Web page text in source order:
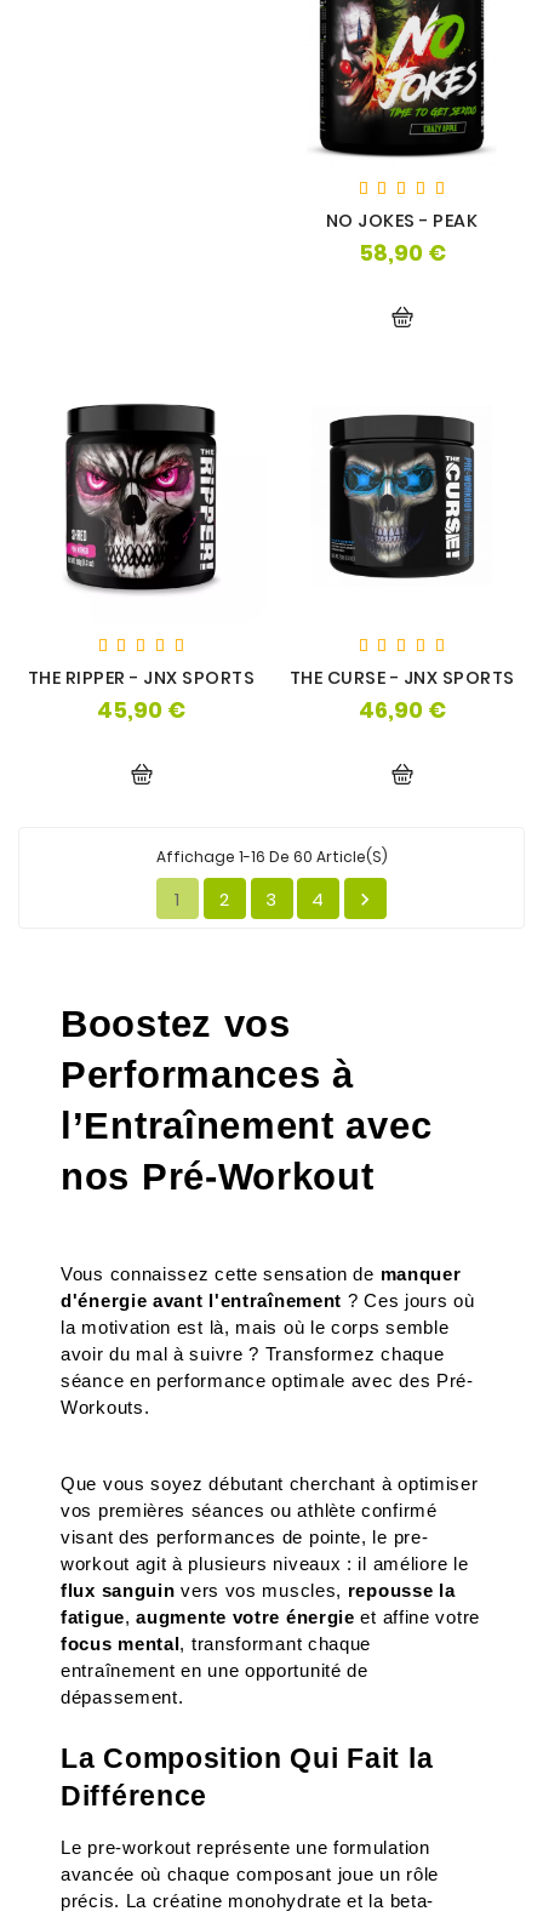
NO JOKES - PEAK
58,90 €Prix
THE RIPPER - JNX SPORTS
45,90 €Prix
THE CURSE - JNX SPORTS
46,90 €Prix
Affichage 1-16 De 60 Article(s)
1 2 3 4 
Boostez vos
Performances à
l’Entraînement avec
nos Pré-Workout
Vous connaissez cette sensation de manquer
d'énergie avant l'entraînement ? Ces jours où
la motivation est là, mais où le corps semble
avoir du mal à suivre ? Transformez chaque
séance en performance optimale avec des Pré-
Workouts.
Que vous soyez débutant cherchant à optimiser
vos premières séances ou athlète confirmé
visant des performances de pointe, le pre-
flux sanguin vers vos muscles, repousse la
fatigue, augmente votre énergie
focus mental , transformant chaque
entraînement en une opportunité de
dépassement.
La Composition Qui Fait la
Différence
Le pre-workout représente une formulation
avancée où chaque composant joue un rôle
précis. La créatine monohydrate et la beta-